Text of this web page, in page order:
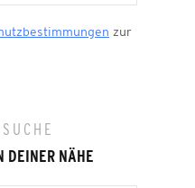
zur
DEINER NÄHE